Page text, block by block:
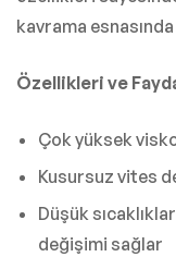
kavrama
Özellikleri ve
Çok yüksek
Kusursuz vites
Düşük
değişimi sağlar